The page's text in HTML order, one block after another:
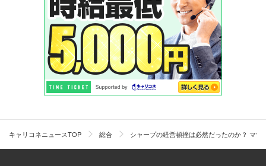
キャリコネニュースTOP 総合 シャープの経営頓挫は必然だったのか？ マ